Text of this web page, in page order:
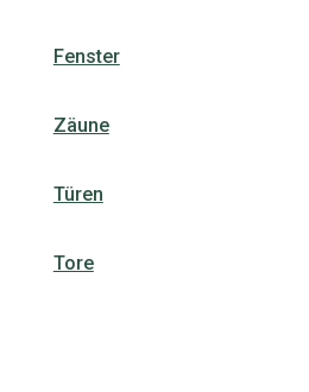
Fenster
Zäune
Türen
Tore